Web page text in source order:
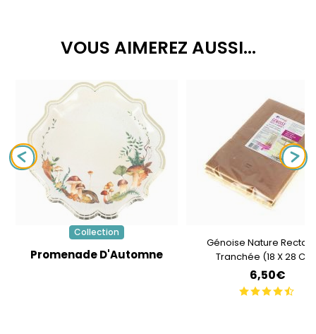
VOUS AIMEREZ AUSSI...
Collection
Promenade D'Automne
Génoise Nature
Tranchée (18 X 28
6,50€